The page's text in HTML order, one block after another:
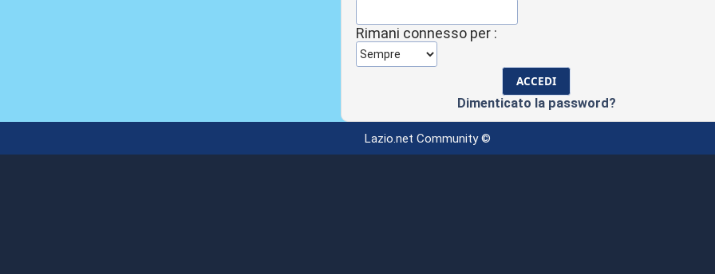
Rimani connesso per :
Dimenticato la password?
Lazio.net Community ©